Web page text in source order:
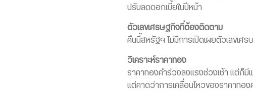
ปรับลดดอกเบี้ยในปีหน้า
ตัวเลขเศรษฐกิจที่ต้องติดตาม
คืนนี้สหรัฐฯ ไม่มีการเปิดเผยตัวเลขเศ
วิเคราะห์ราคาทอง
ราคาทองคำร่วงลงแรงช่วงเช้า แต่ก็
แต่คาดว่าการเคลื่อนไหวของราคาทอง